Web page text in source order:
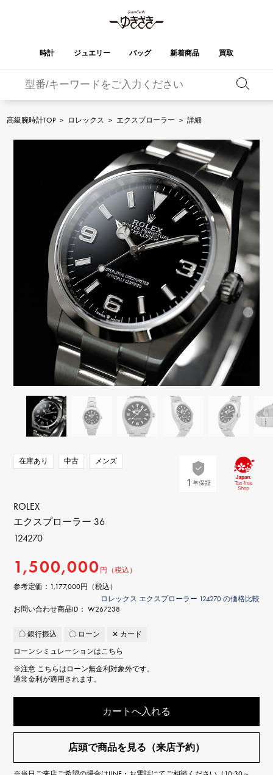
時計 ジュエリー バッグ 新着商品 買取
ブライトリング
A.LANGE & SOHNE
ランゲ＆ゾーネ
Breguet
ブレゲ
PATEK PHILIPPE
パテック・フィリップ
IWC
FRANCK MULLER
フランク・ミュラー
RICHARD MILLE
リシャール・ミル
VACHERON
CONSTANTIN
ヴァシュロン・コンスタ
ンタン
パネライ
AUDEMARS PIGUET
オーデマ・ピゲ
JAEGER LE COULTRE
ジャガー・ルクルト
CHANEL
シャネル
Cartier
カルティエ
HARRY WINSTON
ハリー・ウィンストン
BVLGARI
ブルガリ
ZENITH
ゼニス
TAG HEUER
タグホイヤー
DUNAMIS
デュナミス
TABLE CLOCK
置き時計
VINTAGE WATCH
ヴィンテージウォッチ
YUKIZAKI
DOUBLE TOP
ダブルトップ
NOMBRE
ノンブル
NOMBRE putite
ノンブルプティ
ALPHA
アルファ
ALPHA putite
アルファプティ
eclat
RICH CROSS
リッチクロス
TwinPinky
ツインピンキー
ANGLER
アングラー
ETERNITY
エタニティ
HIMAWARI
ヒマワリ
YUKIZAKI BACHIKAN
ゆきざき バチカン
USED NOMBRE
ノンブル認定中古
USED ALPHA
アルファ認定中古
オリジナルジュエリー一覧へ
バーキン オータクロア
ガーデンパーティー エブリン
チャーム
小物 その他
エルメスバッグ
高級腕時計TOP > ロレックス > エクスプローラー > 詳細
在庫あり 中古 メンズ
ROLEX
エクスプローラー 36
124270
1,500,000 円（税込）
参考定価： 1,177,000円（税込）
ロレックス エクスプローラー 124270 の価格比較
お問い合わせ商品ID： W267238
〇 銀行振込 〇 ローン
✕ カード
ローンシミュレーションはこちら
※注意 こちらはローン無金利対象外です。
通常金利が適用されます。
カートへ入れる
店頭で商品を見る（来店予約）